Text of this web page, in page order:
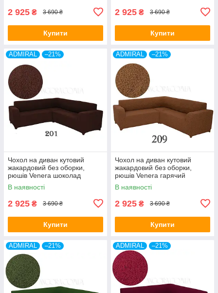
2 925 ₴ 3 690 ₴
Купити
2 925 ₴ 3 690 ₴
Купити
ADMIRAL –21%
Чохол на диван кутовий
жакардовий без оборки,
рюшів Venera шоколад
(багато кольорів)
В наявності
2 925 ₴ 3 690 ₴
Купити
ADMIRAL –21%
Чохол на диван кутовий
жакардовий без оборки,
рюшів Venera гарячий
шоколад (багато кольорів)
В наявності
2 925 ₴ 3 690 ₴
Купити
ADMIRAL –21% ADMIRAL –21%